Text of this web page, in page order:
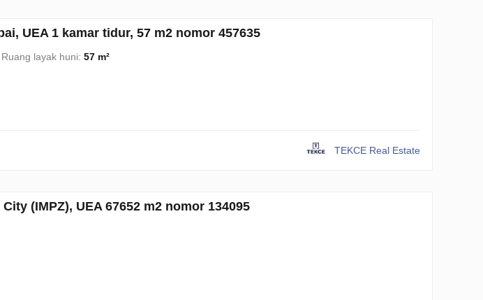
UEA 1 kamar tidur, 57 m2 nomor 457635
Ruang layak huni: 57 m²
TEKCE Real Estate
(IMPZ), UEA 67652 m2 nomor 134095